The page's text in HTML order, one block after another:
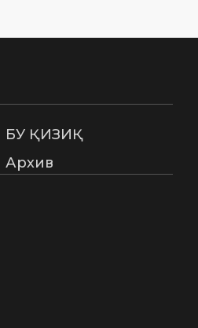
БУ ҚИЗИҚ
Архив